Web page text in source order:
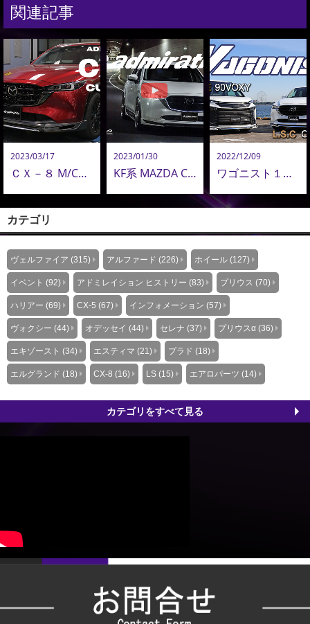
関連記事
2023/03/17
ＣＸ－８ M/C後 カスタム エアロパーツ 装着確認
2023/01/30
KF系 MAZDA CX-５ M/C後【Belta】 エアロパーツ カスタムPV公開
2022/12/09
ワゴニスト１月号 90VOXY/CX-5 エアロカスタム｜掲載紙紹介
カテゴリ
ヴェルファイア (315) アルファード (226) ホイール (127)
イベント (92) アドミレイション ヒストリー (83) プリウス (70)
ハリアー (69) CX-5 (67) インフォメーション (57)
ヴォクシー (44) オデッセイ (44) セレナ (37) プリウスα (36)
エキゾースト (34) エスティマ (21) プラド (18)
エルグランド (18) CX-8 (16) LS (15) エアロパーツ (14)
カテゴリをすべて見る